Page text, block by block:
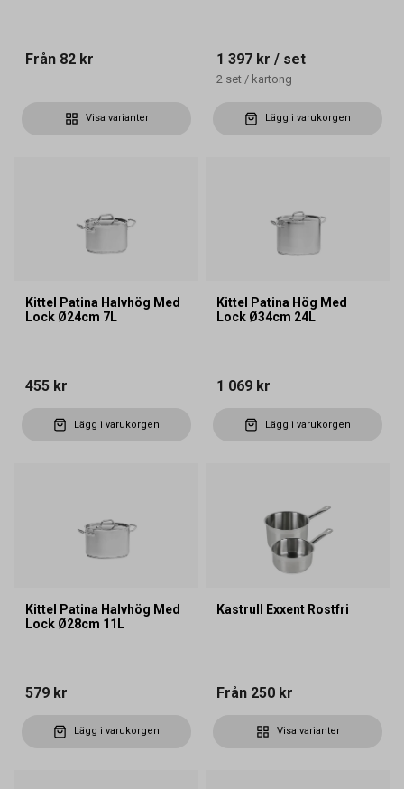
Från 82 kr
Visa varianter
1 397 kr / set
2 set / kartong
Lägg i varukorgen
Kittel Patina Halvhög Med
Lock Ø24cm 7L
455 kr
Lägg i varukorgen
Kittel Patina Hög Med
Lock Ø34cm 24L
1 069 kr
Lägg i varukorgen
Kittel Patina Halvhög Med
Lock Ø28cm 11L
579 kr
Lägg i varukorgen
Kastrull Exxent Rostfri
Från 250 kr
Visa varianter